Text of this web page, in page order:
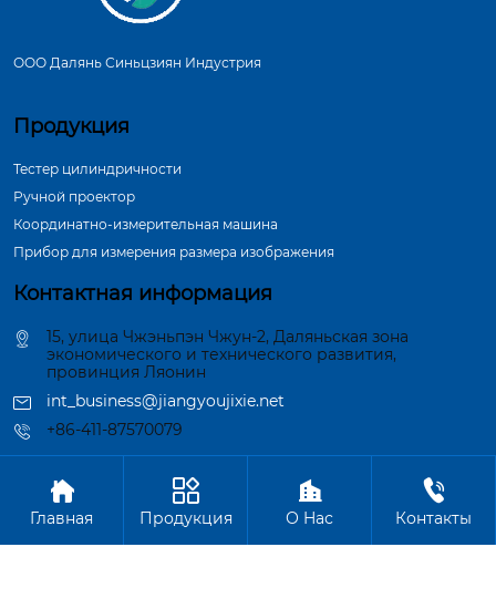
ООО Далянь Синьцзиян Индустрия
Продукция
Тестер цилиндричности
Ручной проектор
Координатно-измерительная машина
Прибор для измерения размера изображения
Контактная информация
15, улица Чжэньпэн Чжун-2, Даляньская зона
экономического и технического развития,
провинция Ляонин
int_business@jiangyoujixie.net
+86-411-87570079
Авторское право©ООО Далянь Синьцзиян Индустрия

Главная

Продукция

О Hас

Контакты